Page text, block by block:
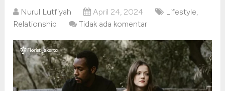
Nurul Lutfiyah April 24, 2024 Lifestyle,
Relationship
Tidak ada komentar